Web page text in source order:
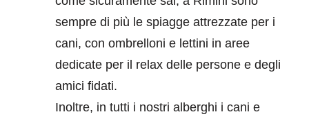
sempre di più le spiagge attrezzate per i
cani, con ombrelloni e lettini in aree
dedicate per il relax delle persone e degli
amici fidati.
Inoltre, in tutti i nostri alberghi i cani e